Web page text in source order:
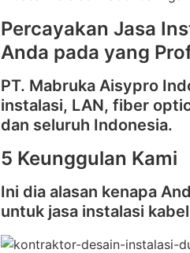
Percayakan Jasa
Anda pada yang
PT. Mabruka Aisypro
instalasi, LAN, fiber
dan seluruh Indonesia.
5 Keunggulan Kami
Ini dia alasan kenapa
untuk jasa instalasi